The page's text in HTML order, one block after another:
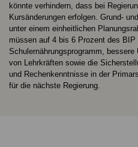
könnte verhindern, dass bei
Kursänderungen erfolgen. Grund‑
unter einem einheitlichen
müssen auf 4 bis 6 Prozent des
Schulernährungsprogramm,
von Lehrkräften sowie die
und Rechenkenntnisse in der
für die nächste Regierung.